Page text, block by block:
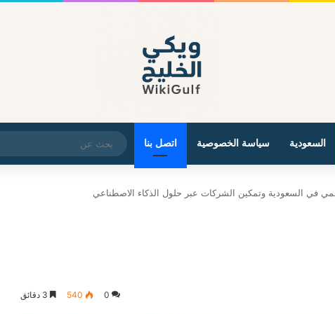
السعودية سياسة الخصوصية اتصل بنا
0
540